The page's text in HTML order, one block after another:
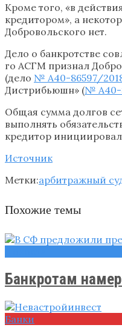
Кроме того, «в
кредитором», а
Добровольского нет.
Дело о банкротстве
го АСГМ признал
(дело № А40-86597/
Дистрибьюшн» (№ А40-
Общая сумма долгов
выполнять
кредитор инициировал
Источник
Метки:арбитражный
Похожие темы
Банкротам
Банки